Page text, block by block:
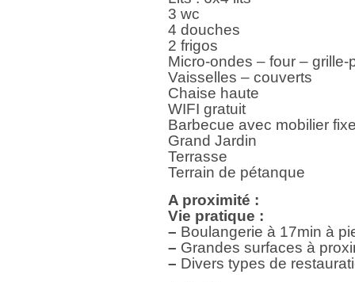
3 wc
4 douches
2 frigos
Micro-ondes – four –
Vaisselles – couverts
Chaise haute
WIFI gratuit
Barbecue avec mobilier
Grand Jardin
Terrasse
Terrain de pétanque
A proximité :
Vie pratique :
– Boulangerie à 17min à
– Grandes surfaces à
– Divers types de